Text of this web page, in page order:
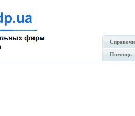
Помощь